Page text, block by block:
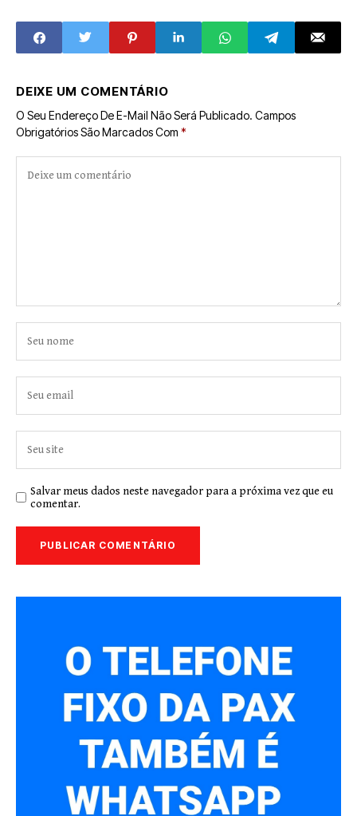
DEIXE UM COMENTÁRIO
O Seu Endereço De E-Mail Não Será Publicado. Campos
Obrigatórios São Marcados Com *
Salvar meus dados neste navegador para a próxima vez que eu
comentar.